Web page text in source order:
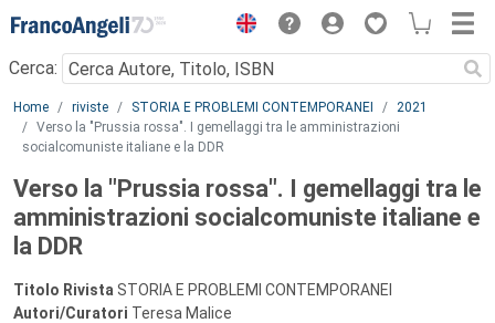
Menu
Cerca:
Main content
Home riviste STORIA E PROBLEMI CONTEMPORANEI
2021
Verso la "Prussia rossa". I gemellaggi tra le amministrazioni
socialcomuniste italiane e la DDR
Verso la "Prussia rossa". I gemellaggi tra le
amministrazioni socialcomuniste italiane e
la DDR
Titolo Rivista STORIA E PROBLEMI CONTEMPORANEI
Autori/Curatori Teresa Malice